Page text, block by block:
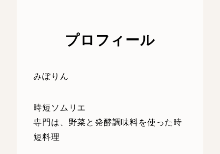
プロフィール
みぽりん
時短ソムリエ
専門は、野菜と発酵調味料を使った時
短料理